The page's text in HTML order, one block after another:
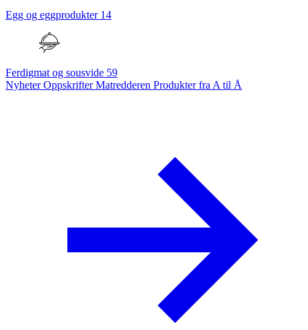
Egg og eggprodukter 14
Ferdigmat og sousvide 59
NyheterOppskrifterMatredderen Produkter fra A til Å